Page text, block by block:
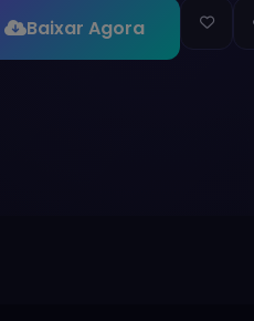
Baixar Agora